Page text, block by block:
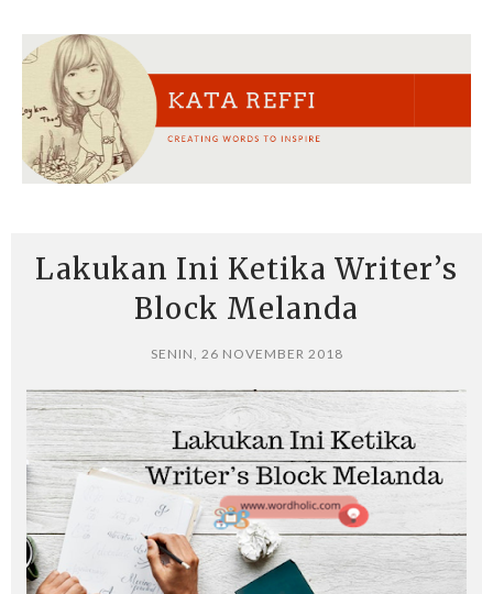
Lakukan Ini Ketika Writer’s
Block Melanda
SENIN, 26 NOVEMBER 2018